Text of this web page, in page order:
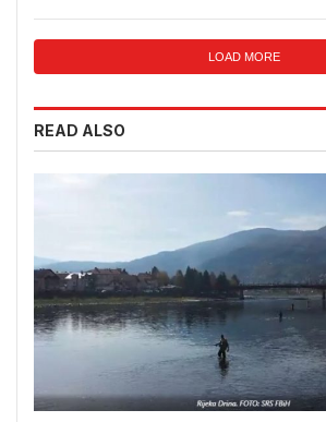
LOAD MORE
READ ALSO